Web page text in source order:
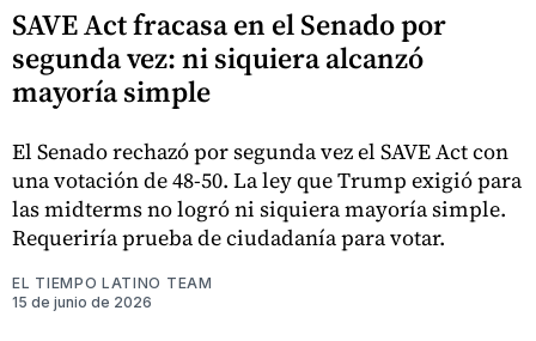
SAVE Act fracasa en el Senado por
segunda vez: ni siquiera alcanzó
mayoría simple
El Senado rechazó por segunda vez el SAVE Act con
una votación de 48-50. La ley que Trump exigió para
las midterms no logró ni siquiera mayoría simple.
Requeriría prueba de ciudadanía para votar.
EL TIEMPO LATINO TEAM
15 de junio de 2026